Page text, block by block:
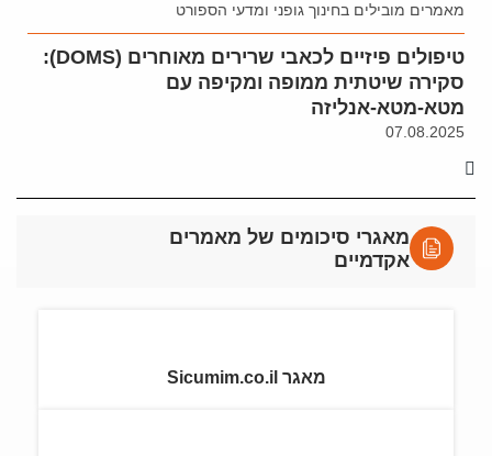
מאמרים מובילים בחינוך גופני ומדעי הספורט
טיפולים פיזיים לכאבי שרירים מאוחרים (DOMS):
סקירה שיטתית ממופה ומקיפה עם
מטא-מטא-אנליזה
07.08.2025
מאגרי סיכומים של מאמרים
אקדמיים
מאגר Sicumim.co.il